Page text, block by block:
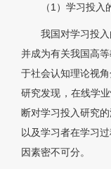
（1）学习投入
我国对学习投
并成为有关我国高
于社会认知理论视
研究发现，在线学
断对学习投入研究
以及学习者在学习
因素密不可分。